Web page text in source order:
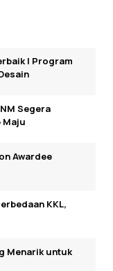
I Program
Segera
Maju
Awardee
KKL,
Menarik untuk